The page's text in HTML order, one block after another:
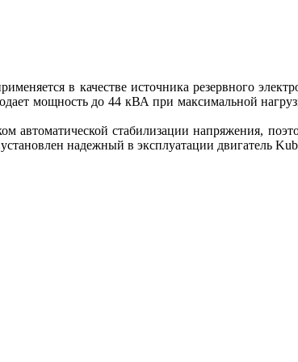
в качестве источника резервного
мощность до 44 кВА при максимальной
автоматической стабилизации напряжения,
надежный в эксплуатации двигатель